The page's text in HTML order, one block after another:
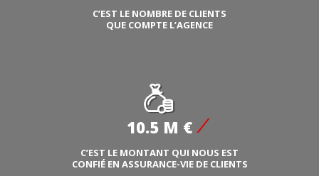
C’EST LE NOMBRE DE CLIENTS
QUE COMPTE L’AGENCE
10.5 M €
C’EST LE MONTANT QUI NOUS EST
CONFIÉ EN ASSURANCE-VIE DE CLIENTS